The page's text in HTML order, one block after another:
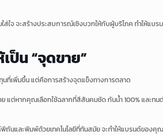
ใจ จะสร้างประสบการณ์เชิงบวกให้กับผู้บริโภค ทำให้แ
ป็น “จุดขาย”
ที่เพิ่มขึ้น แต่คือการสร้างจุดแข็งทางการตลาด
แต่หากคุณเลือกใช้ฉลากที่สีสันคมชัด กันน้ำ 100% และท
นและพิมพ์ด้วยเทคโนโลยีที่ทันสมัย จะทำให้แบรนด์ของ